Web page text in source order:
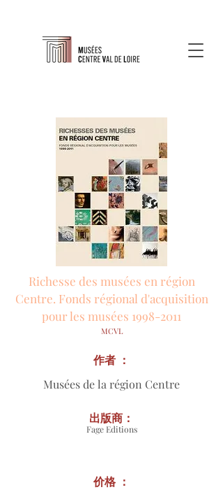
Richesse des musées en région
Centre. Fonds régional d'acquisition
pour les musées 1998-2011
MCVL
Musées de la région Centre
作者 ：
Fage Editions
出版商：
价格 ：